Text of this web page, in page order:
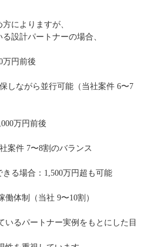
によりますが、
設計パートナーの場合、
万円前後
ながら並行可能（当社案件 6〜7
万円前後
案件 7〜8割のバランス
きる場合：1,500万円超も可能
体制（当社 9〜10割）
るパートナー実例をもとにした目